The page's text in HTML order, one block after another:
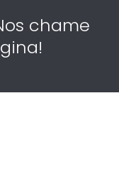
chame